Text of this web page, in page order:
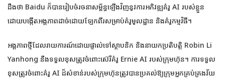
ដឹងថា Baidu ក៏បានរៀបចំរចនាសម្ព័ន្ធឡើងវិញនូវការអភិវឌ្ឍគំរូ AI របស់ខ្លួន
ដោយបង្កើតអង្គភាពដាច់ដោយឡែកពីរសម្រាប់គំរូមូលដ្ឋាន និងគំរូកម្មវិធី។
អង្គភាពថ្មីដែលរាយការណ៍ដោយផ្ទាល់ទៅស្ថាបនិក និងនាយកប្រតិបត្តិ Robin Li
Yanhong នឹងទទួលខុសត្រូវចំពោះស៊េរីគំរូ Ernie AI របស់ក្រុមហ៊ុន។ ការទទួល
ខុសត្រូវចំពោះគំរូ AI ដ៏សំខាន់របស់ក្រុមហ៊ុនត្រូវបានប្រគល់ឱ្យក្រុមអ្នកគ្រប់គ្រងវ័យ